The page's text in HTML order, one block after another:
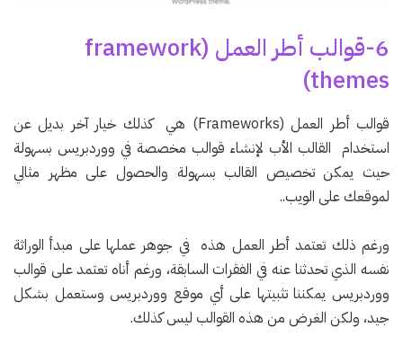
6-قوالب أطر العمل (framework
themes)
قوالب أطر العمل (Frameworks) هي كذلك خيار آخر بديل عن
استخدام القالب الأب لإنشاء قوالب مخصصة في ووردبريس بسهولة
حيث يمكن تخصيص القالب بسهولة والحصول على مظهر مثالي
لموقعك على الويب..
ورغم ذلك تعتمد أطر العمل هذه في جوهر عملها على مبدأ الوراثة
نفسه الذي تحدثنا عنه في الفقرات السابقة، ورغم أناه تعتمد على قوالب
ووردبريس يمكننا تثبيتها على أي موقع ووردبريس وستعمل بشكل
جيد، ولكن الغرض من هذه القوالب ليس كذلك.